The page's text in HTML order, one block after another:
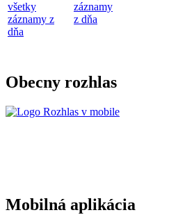
všetky
záznamy z
dňa
záznamy
z dňa
Obecny rozhlas
Mobilná aplikácia